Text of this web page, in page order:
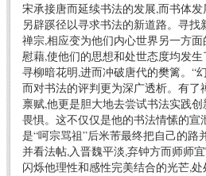
宋承接唐而延续书法的发展,而书体
另辟蹊径以寻求书法的新道路。寻
禅宗,相应变为他们内心世界另一方
慰藉,使他们的思想和处世态度均发
寻柳暗花明,进而冲破唐代的樊篱。“
而对书法的评判更为深广透析。有
禀赋,他更是胆大地去尝试书法实践
畏惧。这不仅仅是他的书法情愫的
是“呵宗骂祖”后米芾最终把自己的
并看法帖,入晋魏平淡,弃钟方而师师
闪烁他理性和感性完美结合的光芒,